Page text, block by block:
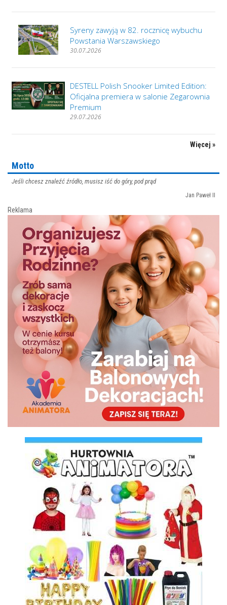
Syreny zawyją w 82. rocznicę wybuchu
Powstania Warszawskiego
30.07.2026
DESTELL Polish Snooker Limited Edition:
Oficjalna premiera w salonie Zegarownia
Premium
29.07.2026
Więcej »
Motto
Jeśli chcesz znaleźć źródło, musisz iść do góry, pod prąd
Jan Paweł II
Reklama